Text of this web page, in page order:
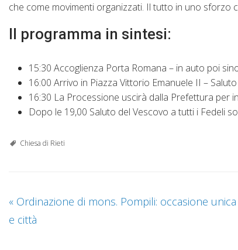
che come movimenti organizzati. Il tutto in uno sforzo
Il programma in sintesi:
15:30 Accoglienza Porta Romana – in auto poi
16:00 Arrivo in Piazza Vittorio Emanuele II –
16:30 La Processione uscirà dalla Prefettura per
Dopo le 19,00 Saluto del Vescovo a tutti i Fedeli
Chiesa di Rieti
« Ordinazione di mons. Pompili: occasione
e città